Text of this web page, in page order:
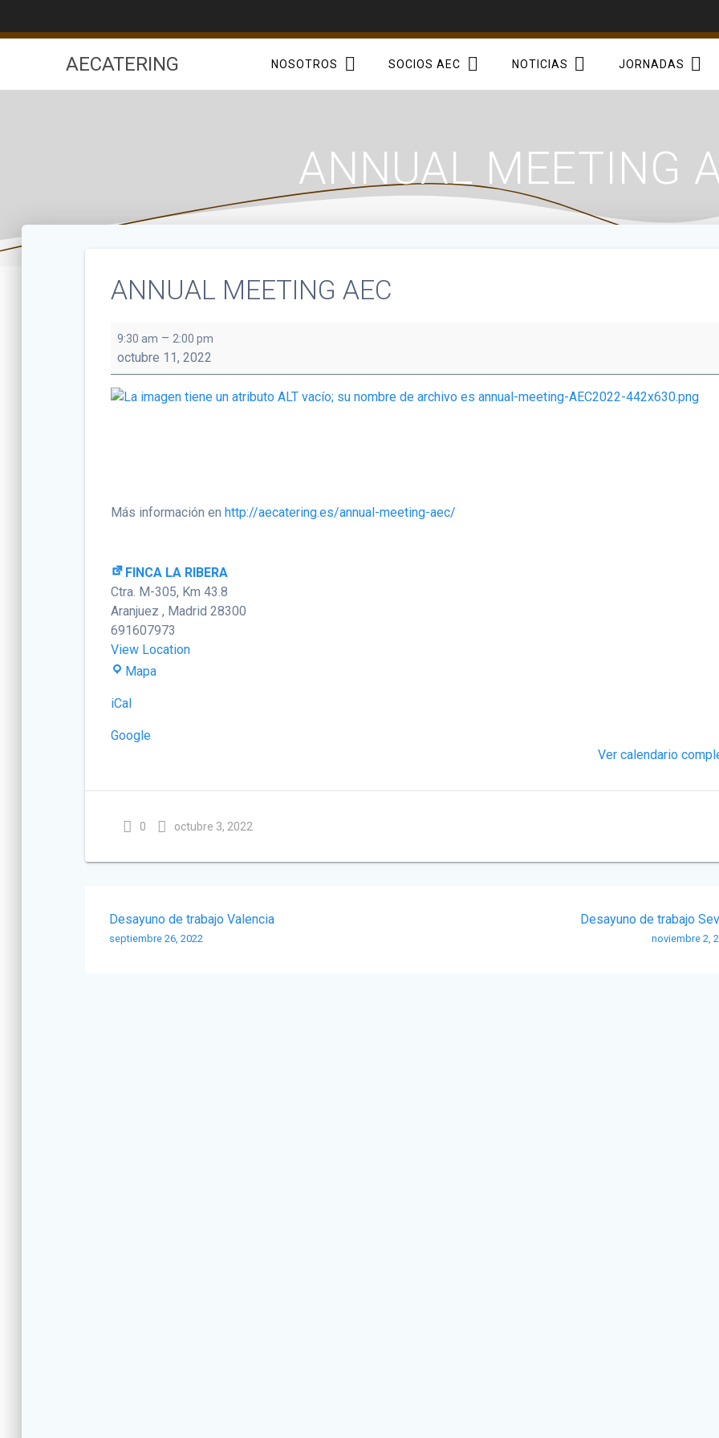
AECATERING NOSOTROS SOCIOS AEC NOTICIAS JORNADAS
ANNUAL MEETING
ANNUAL MEETING AEC
ANNUAL
MEETING
9:30 am – 2:00 pm
octubre 11, 2022
Más información enhttp://aecatering.es/annual-meeting-aec/
FINCA LA RIBERA
Ctra. M-305, Km 43.8
Aranjuez, Madrid 28300
691607973
View Location
MapaFINCA
iCal
Google
Ver calendario
0 octubre 3, 2022
Navegación
de
Desayuno de trabajo Valencia
septiembre 26, 2022
Desayuno de trabajo
noviembre 2,